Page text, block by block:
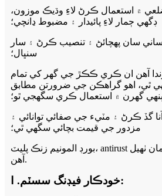
۾ استعمال ڪرڻ لاءِ وڌيڪ موزون،
ڊگھي ڄمار لاءِ پائيدار ۽ مضبوط ڍانچي؛
سان پهچائڻ ۽ تنصيب ڪرڻ ۽ سار
سنڀال؛
آهن ان ڪري ڪڪڙ جي گهر کي تمام
ٿي، اهو گراهڪن جي ضرورتن مطابق
ٻنهي گهرن ۾ استعمال ڪري سگهجي ٿو؛
گڏ ڪرڻ ۽ مٽيء جي صفائي توانائي ۽
مزدور جي قيمت بچائي سگھي ٿي؛
بورڊ المونيم زنڪ پليٽ، antirust ۽ مضبوط جوڙجڪ مان ٺهيل
آهن.
Ⅰ .خودڪار فيڊنگ سسٽم: